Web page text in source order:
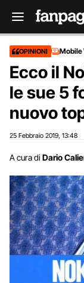
OPINIONI Mobile
Ecco il
le sue 5
nuovo
25 Febbraio 2019 13:48
A cura di Dario